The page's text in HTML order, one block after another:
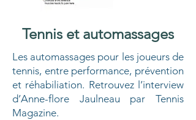
Tennis et automassages
Les automassages pour les joueurs de
tennis, entre performance, prévention
et réhabiliation. Retrouvez l’interview
d’Anne-flore Jaulneau par Tennis
Magazine.